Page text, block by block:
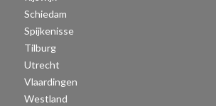
Schiedam
Spijkenisse
Tilburg
Utrecht
Vlaardingen
Westland